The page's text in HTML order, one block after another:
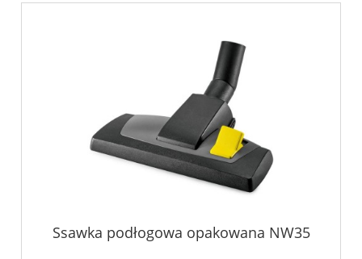
Ssawka podłogowa opakowana NW35